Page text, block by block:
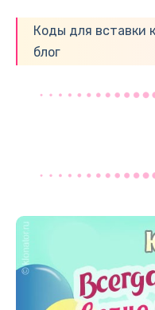
Коды для вставки
блог